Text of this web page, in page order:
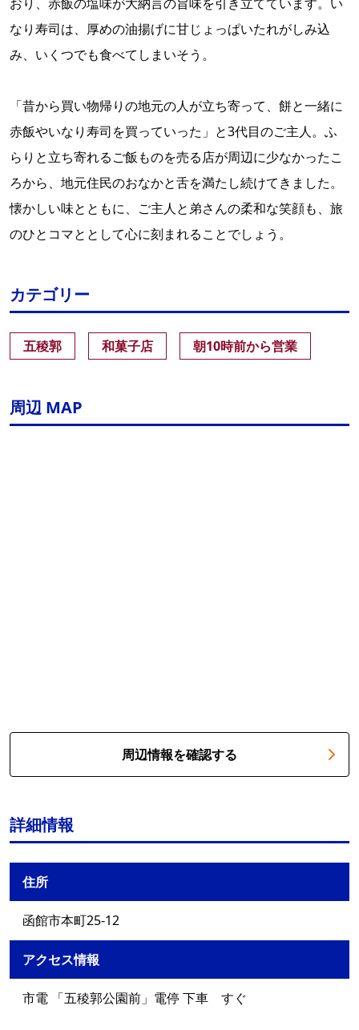
なり寿司は、厚めの油揚げに甘じょっぱいたれがしみ込
み、いくつでも食べてしまいそう。
「昔から買い物帰りの地元の人が立ち寄って、餅と一緒に
赤飯やいなり寿司を買っていった」と3代目のご主人。ふ
らりと立ち寄れるご飯ものを売る店が周辺に少なかったこ
ろから、地元住民のおなかと舌を満たし続けてきました。
懐かしい味とともに、ご主人と弟さんの柔和な笑顔も、旅
のひとコマととして心に刻まれることでしょう。
カテゴリー
五稜郭 和菓子店 朝10時前から営業
周辺 MAP
周辺情報を確認する
詳細情報
住所
函館市本町25-12
アクセス情報
市電 「五稜郭公園前」電停 下車 すぐ